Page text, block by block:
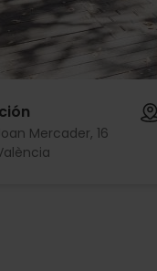
Mercader, 16